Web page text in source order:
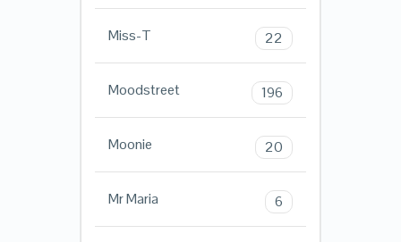
Miss-T 22
Moodstreet 196
Moonie 20
Mr Maria 6